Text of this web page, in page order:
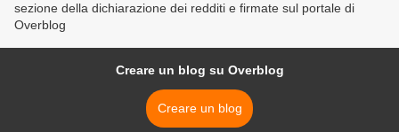
sezione della dichiarazione dei redditi e firmate sul portale di
Overblog
Creare un blog su Overblog
Creare un blog